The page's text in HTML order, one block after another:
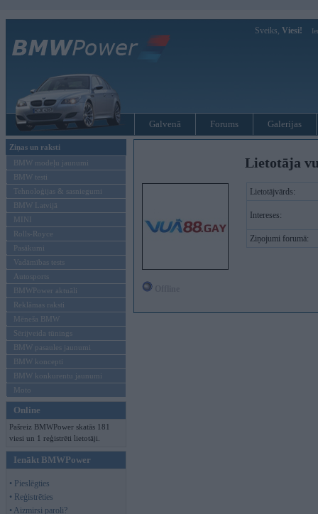
Sveiks, Viesi!
Galvenā Forums Galerijas
Ziņas un raksti
BMW modeļu jaunumi
BMW testi
Tehnoloģijas & sasniegumi
BMW Latvijā
MINI
Rolls-Royce
Pasākumi
Vadāmības tests
Autosports
BMWPower aktuāli
Reklāmas raksti
Mēneša BMW
Sērijveida tūnings
BMW pasaules jaunumi
BMW koncepti
BMW konkurentu jaunumi
Moto
Online
Pašreiz BMWPower skatās 181
viesi un 1 reģistrēti lietotāji.
Ienākt BMWPower
• Pieslēgties
• Reģistrēties
• Aizmirsi paroli?
Lietotāja
Lietotājvārds:
Intereses:
Ziņojumi forumā: